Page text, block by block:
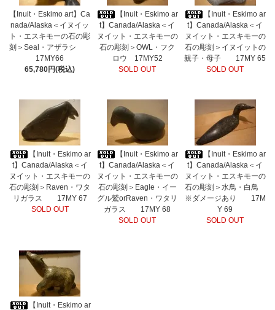
【Inuit・Eskimo art】Ca
nada/Alaska＜イヌイッ
ト・エスキモーの石の彫
刻＞Seal・アザラシ
17MY66
65,780円(税込)
【Inuit・Eskimo ar
t】Canada/Alaska＜イ
ヌイット・エスキモーの
石の彫刻＞OWL・フク
ロウ 17MY52
SOLD OUT
【Inuit・Eskimo ar
t】Canada/Alaska＜イ
ヌイット・エスキモーの
石の彫刻＞イヌイットの
親子・母子 17MY 65
SOLD OUT
【Inuit・Eskimo ar
t】Canada/Alaska＜イ
ヌイット・エスキモーの
石の彫刻＞Raven・ワタ
リガラス 17MY 67
SOLD OUT
【Inuit・Eskimo ar
t】Canada/Alaska＜イ
ヌイット・エスキモーの
石の彫刻＞Eagle・イー
グル鷲orRaven・ワタリ
ガラス 17MY 68
SOLD OUT
【Inuit・Eskimo ar
t】Canada/Alaska＜イ
ヌイット・エスキモーの
石の彫刻＞水鳥・白鳥
※ダメージあり 17M
Y 69
SOLD OUT
【Inuit・Eskimo ar